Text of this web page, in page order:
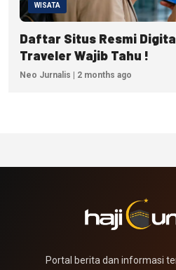
WISATA
Daftar Situs Resmi
Traveler Wajib Tahu !
Neo Jurnalis | 2 months ago
Portal berita dan informasi